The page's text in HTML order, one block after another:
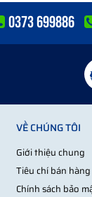
0373 699886
VỀ CHÚNG TÔI
Giới thiệu chung
Tiêu chí bán hàng
Chính sách bảo